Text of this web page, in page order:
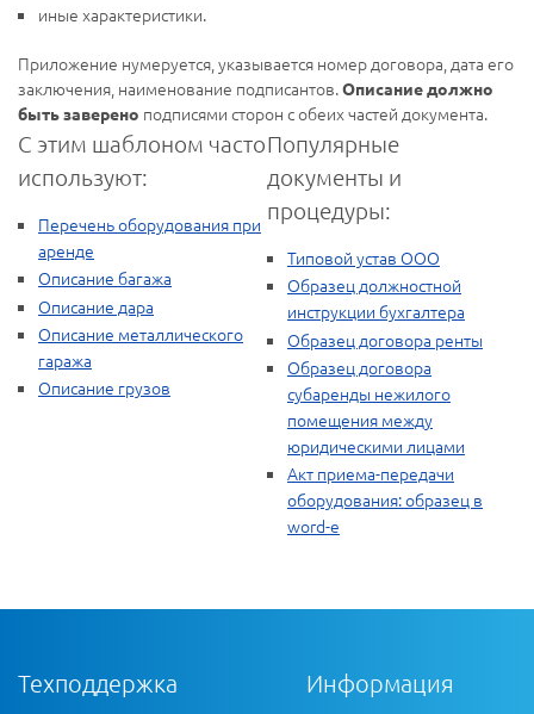
иные характеристики.
Приложение нумеруется, указывается номер договора, дата его
заключения, наименование подписантов.Описание должно
быть заверено подписями сторон с обеих частей документа.
С этим шаблоном часто
используют:
Перечень оборудования при
аренде
Описание багажа
Описание дара
Описание металлического
гаража
Описание грузов
Популярные
документы и
процедуры:
Типовой устав ООО
Образец должностной
инструкции бухгалтера
Образец договора ренты
Образец договора
субаренды нежилого
помещения между
юридическими лицами
Акт приема-передачи
оборудования: образец в
word-е
Техподдержка Информация